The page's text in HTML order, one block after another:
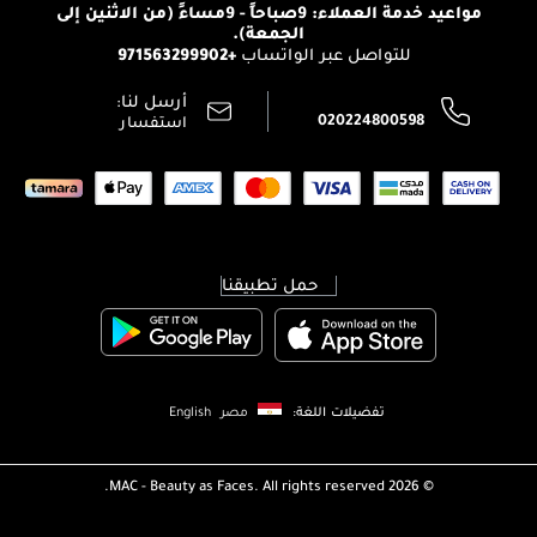
الوظائف
الشروط و الأحكام
مواعيد خدمة العملاء: 9صباحاً - 9مساءً (من الاثنين إلى
الجمعة).
للتواصل عبر الواتساب+971563299902
020224800598
أرسل لنا:
استفسار
حمل تطبيقنا
تفضيلات اللغة: مصر English
2026 ©
MAC - Beauty as Faces. All rights reserved.